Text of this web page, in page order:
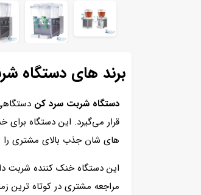
برند های دستگاه
دستگاه شربت سرد کن
قرار می‌گیرد. این دستگاه
های شان جذب‌ بالای مشتری را
این دستگاه خنک‌ کننده شربت
مراجعه مشتری در کوتاه